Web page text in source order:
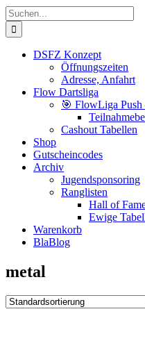
Suche
nach:
DSFZ Konzept
Öffnungszeiten
Adresse, Anfahrt
Flow Dartsliga
🎯 FlowLiga
Cashout Tabellen
Shop
Gutscheincodes
Archiv
Jugendsponsoring
Ranglisten
Hall of
Ewige
Warenkorb
BlaBlog
metal